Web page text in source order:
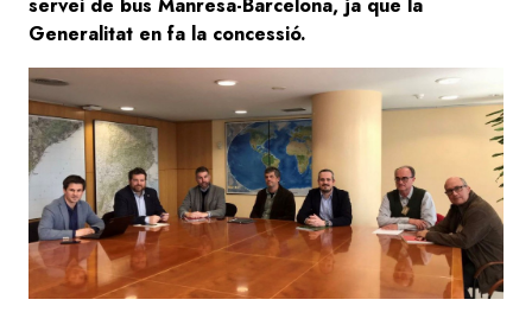
servei de bus Manresa-Barcelona, ja que la
Generalitat en fa la concessió.
Image